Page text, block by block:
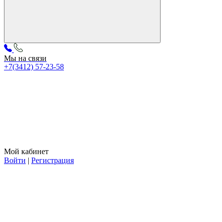
Мы на связи
+7(3412) 57-23-58
Мой кабинет
Войти | Регистрация